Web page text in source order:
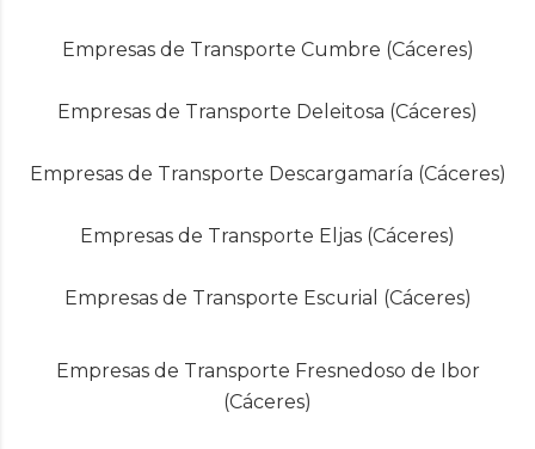
Empresas de Transporte Cumbre (Cáceres)
Empresas de Transporte Deleitosa (Cáceres)
Empresas de Transporte Descargamaría (Cáceres)
Empresas de Transporte Eljas (Cáceres)
Empresas de Transporte Escurial (Cáceres)
Empresas de Transporte Fresnedoso de Ibor
(Cáceres)